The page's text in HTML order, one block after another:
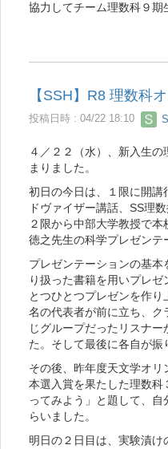
協力してチーム理数科９期
【SSH】R8 理数科
投稿日時 : 04/22 18:10
４／２２（水）、新入生
まりました。
初日の今日は、１限に開講
ドヴァイザー講話、SS理
２限から中部大学教授で
徳之先生の科学プレゼンテ
プレゼンテーションの基本
り扱った書籍を用いプレ
とつひとつプレゼンを作
名の代表者が前に立ち、ク
じグループだったリスナ
た。そして最後に各自が振
その後、昨年度天文学オ
本選入賞を果たした理数
ってみよう」と題して、
らいました。
明日の２日目は、実験漬け